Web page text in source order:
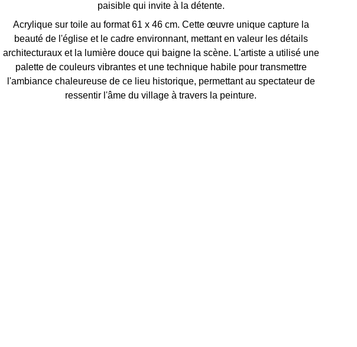
paisible qui invite à la détente.
Acrylique sur toile au format 61 x 46 cm. Cette œuvre unique capture la
beauté de l'église et le cadre environnant, mettant en valeur les détails
architecturaux et la lumière douce qui baigne la scène. L'artiste a utilisé une
palette de couleurs vibrantes et une technique habile pour transmettre
l'ambiance chaleureuse de ce lieu historique, permettant au spectateur de
ressentir l'âme du village à travers la peinture.